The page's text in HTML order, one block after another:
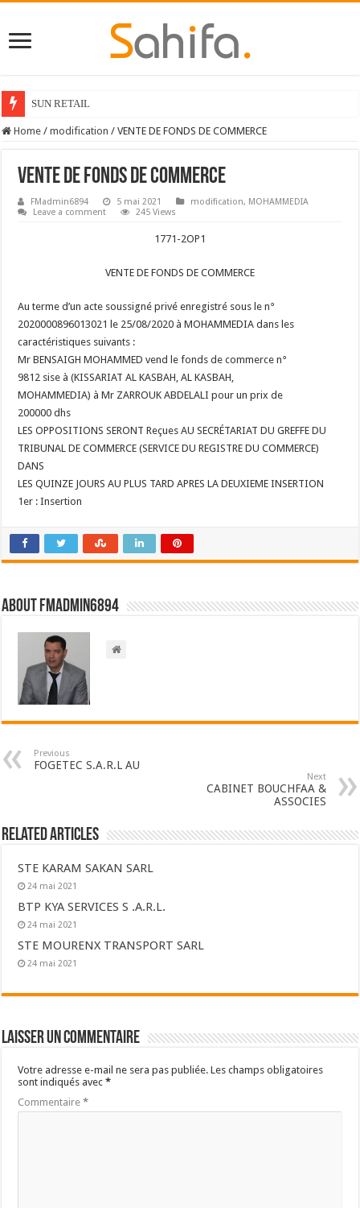
SUN RETAIL
Home / modification / VENTE DE FONDS DE COMMERCE
VENTE DE FONDS DE COMMERCE
FMadmin6894 5 mai 2021 modification, MOHAMMEDIA
Leave a comment
245 Views
1771-2OP1
VENTE DE FONDS DE COMMERCE
Au terme d’un acte soussigné privé enregistré sous le n°
2020000896013021 le 25/08/2020 à MOHAMMEDIA dans les
caractéristiques suivants :
Mr BENSAIGH MOHAMMED vend le fonds de commerce n°
9812 sise à (KISSARIAT AL KASBAH, AL KASBAH,
MOHAMMEDIA) à Mr ZARROUK ABDELALI pour un prix de
200000 dhs
LES OPPOSITIONS SERONT Reçues AU SECRÉTARIAT DU GREFFE DU
TRIBUNAL DE COMMERCE (SERVICE DU REGISTRE DU COMMERCE)
DANS
LES QUINZE JOURS AU PLUS TARD APRES LA DEUXIEME INSERTION
1er : Insertion
About FMadmin6894
Previous
FOGETEC S.A.R.L AU
Next
CABINET BOUCHFAA &
ASSOCIES
Related Articles
STE KARAM SAKAN SARL
24 mai 2021
BTP KYA SERVICES S .A.R.L.
24 mai 2021
STE MOURENX TRANSPORT SARL
24 mai 2021
Laisser un commentaire
Votre adresse e-mail ne sera pas publiée. Les champs obligatoires
sont indiqués avec*
Commentaire*